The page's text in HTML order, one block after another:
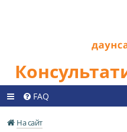
FAQ
На сайт